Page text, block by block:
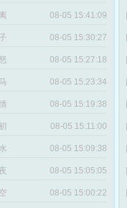
08-05 15:41:09
08-05 15:30:27
08-05 15:27:18
08-05 15:23:34
08-05 15:19:38
08-05 15:11:00
08-05 15:09:38
08-05 15:05:05
08-05 15:00:22